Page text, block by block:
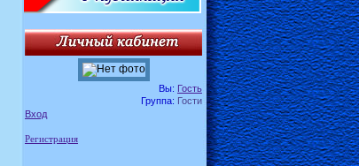
Вы: Гость
Группа: Гости
Вход
Регистрация